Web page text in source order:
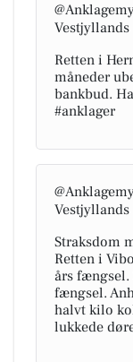
Retten i
måneder
bankbud.
#anklager
Straksdom
Retten i
års
fængsel.
halvt kilo
lukkede